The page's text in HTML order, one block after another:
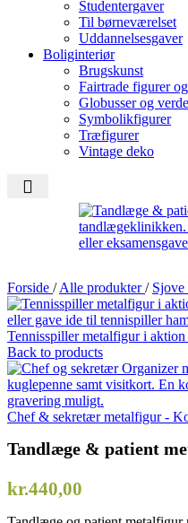
Studentergaver
Til børneværelset
Uddannelsesgaver
Boliginteriør
Brugskunst
Fairtrade figurer
Globusser og
Symbolikfigurer
Træfigurer
Vintage deko
Forside / Alle produkter/ Sjove
Tennisspiller metalfigur i
Back to products
Chef & sekretær metalfigur -
Tandlæge & patient
kr.440,00